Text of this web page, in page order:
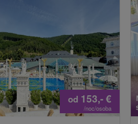
od 153,-€
/noc/osoba